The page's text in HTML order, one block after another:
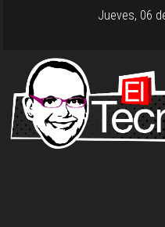
Jueves, 06